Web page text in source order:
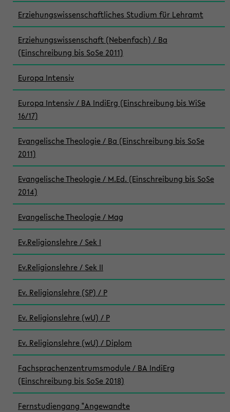
Erziehungswissenschaftliches Studium für Lehramt
Erziehungswissenschaft (Nebenfach) / Ba
(Einschreibung bis SoSe 2011)
Europa Intensiv
Europa Intensiv / BA IndiErg (Einschreibung bis WiSe
16/17)
Evangelische Theologie / Ba (Einschreibung bis SoSe
2011)
Evangelische Theologie / M.Ed. (Einschreibung bis SoSe
2014)
Evangelische Theologie / Mag
Ev.Religionslehre / Sek I
Ev.Religionslehre / Sek II
Ev. Religionslehre (SP) / P
Ev. Religionslehre (wU) / P
Ev. Religionslehre (wU) / Diplom
Fachsprachenzentrumsmodule / BA IndiErg
(Einschreibung bis SoSe 2018)
Fernstudiengang "Angewandte